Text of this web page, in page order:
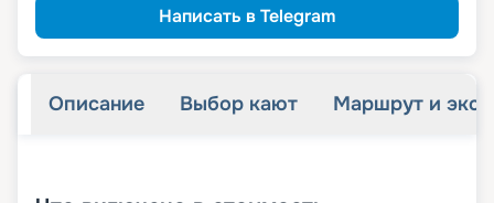
Написать в Telegram
Описание Выбор кают Маршрут и